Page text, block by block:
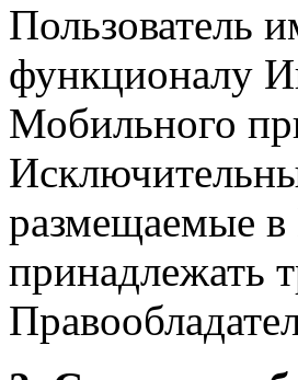
Пользователь
функционалу
Мобильного
размещаемые
принадлежать